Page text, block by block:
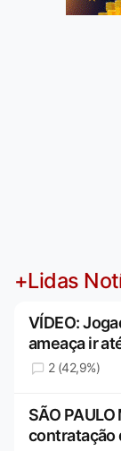
+Lidas
VÍDEO:
ameaça ir
2 (42,9%)
SÃO
contratação